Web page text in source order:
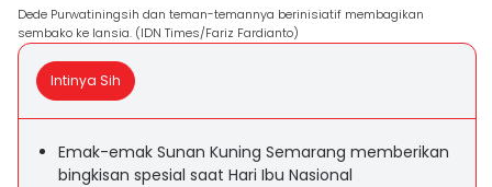
Dede Purwatiningsih dan teman-temannya berinisiatif membagikan
sembako ke lansia. (IDN Times/Fariz Fardianto)
Intinya Sih
Emak-emak Sunan Kuning Semarang memberikan
bingkisan spesial saat Hari Ibu Nasional